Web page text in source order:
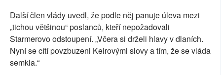
Další člen vlády uvedl, že podle něj panuje úleva mezi
„tichou většinou“ poslanců, kteří nepožadovali
Starmerovo odstoupení. „Včera si drželi hlavy v dlaních.
Nyní se cítí povzbuzeni Keirovými slovy a tím, že se vláda
semkla.“